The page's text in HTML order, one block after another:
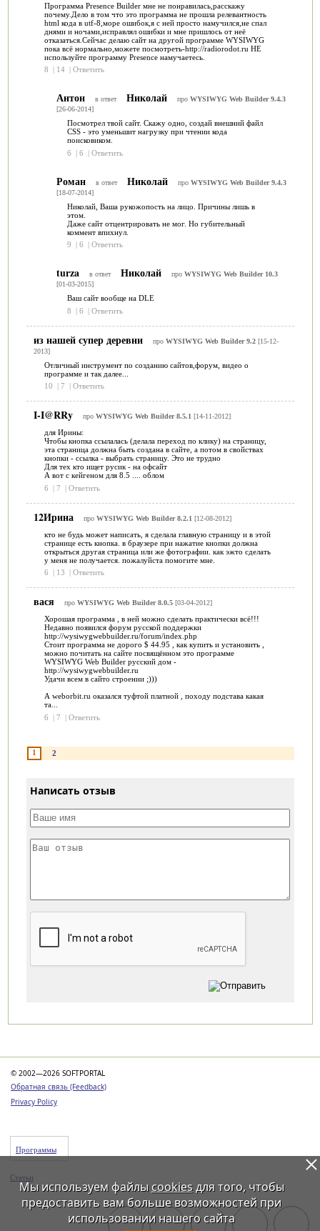
Программа Presence Builder мне не понравилась,расскажу
почему.Дело в том что это программа не прошла релевантность
html кода в utf-8,море ошибок,я с ней просто намучился,не спал
днями и ночами,исправлял ошибки и мне пришлось от неё
отказаться.Сейчас делаю сайт на другой программе WYSIWYG
пока всё нормально,можете посмотреть-http://radiorodot.ru НЕ
используйте программу Presence намучаетесь.
8
| 14 | Ответить
Антон в ответ Николай про WYSIWYG Web Builder 9.4.3
[26-06-2014]
Посмотрел твой сайт. Скажу одно, создай внешний файл
CSS - это уменьшит нагрузку при чтении кода
поисковиком.
6
| 6 | Ответить
Роман в ответ Николай про WYSIWYG Web Builder 9.4.3
[18-07-2014]
Николай, Ваша рукожопость на лицо. Причины лишь в
этом.
Даже сайт отцентрировать не мог. Но губительный
коммент впихнул.
9
| 6 | Ответить
turza в ответ Николай про WYSIWYG Web Builder 10.3
[01-03-2015]
Ваш сайт вообще на DLE
8
| 6 | Ответить
из нашей супер деревни про WYSIWYG Web Builder 9.2[15-12-
2013]
Отличный инструмент по созданию сайтов,форум, видео о
программе и так далее...
10
| 7 | Ответить
I-I@RRy про WYSIWYG Web Builder 8.5.1 [14-11-2012]
для Ирины:
Чтобы кнопка ссылалась (делала переход по клику) на страницу,
эта страница должна быть создана в сайте, а потом в свойствах
кнопки - ссылка - выбрать страницу. Это не трудно
Для тех кто ищет русик - на офсайт
А вот с кейгеном для 8.5 .... облом
6
| 7 | Ответить
12Ирина про WYSIWYG Web Builder 8.2.1 [12-08-2012]
кто не будь может написать, я сделала главную страницу и в этой
странице есть кнопка. в браузере при нажатие кнопки должна
открыться другая страница или же фотографии. как эжто сделать
у меня не получается. пожалуйста помогите мне.
6
| 13 | Ответить
вася про WYSIWYG Web Builder 8.0.5[03-04-2012]
Хорошая программа , в ней можно сделать практически всё!!!
Недавно появился форум русской поддержки
http://wysiwygwebbuilder.ru/forum/index.php
Стоит программа не дорого $ 44.95 , как купить и установить ,
можно почитать на сайте посвящённом это программе
WYSIWYG Web Builder русский дом -
http://wysiwygwebbuilder.ru
Удачи всем в сайто строении ;)))
А weborbit.ru оказался туфтой платной , походу подстава какая
та...
6
| 7 | Ответить
1 2
Написать отзыв
© 2002—2026 SOFTPORTAL
Обратная связь (Feedback)
Privacy Policy
Программы
Статьи
Мы используем файлы cookiesдля того, чтобы
предоставить вам больше возможностей при
использовании нашего сайта